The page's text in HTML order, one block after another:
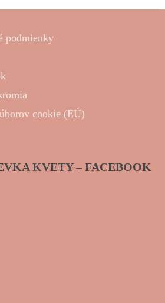
podmienky
cookie (EÚ)
KVETY – FACEBOOK